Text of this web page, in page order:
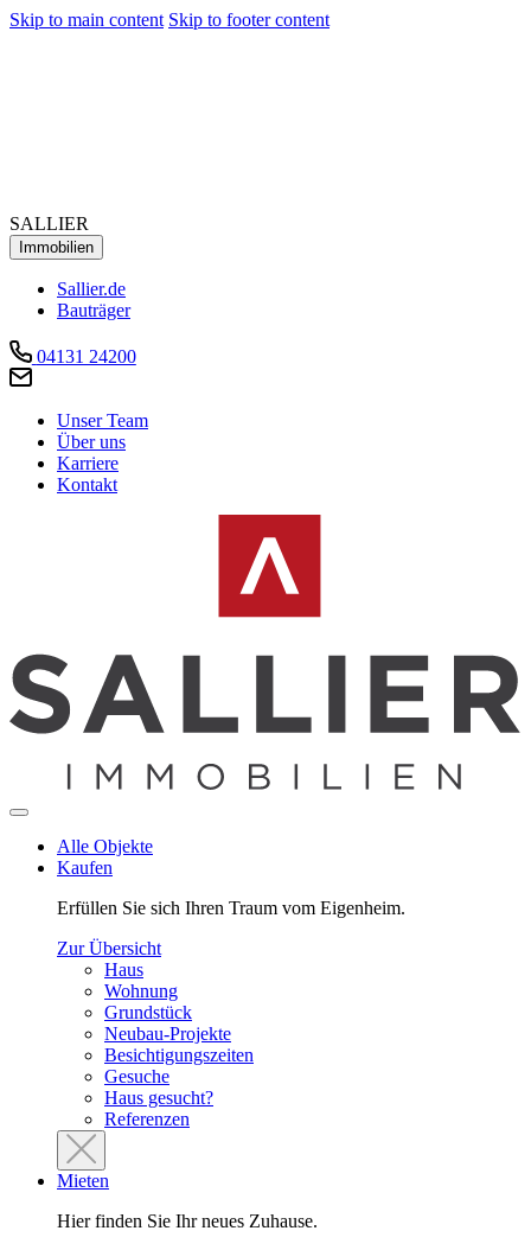
Skip to main content Skip to footer content
SALLIER
Immobilien
Sallier.de
Bauträger
04131 24200
Unser Team
Über uns
Karriere
Kontakt
Alle Objekte
Kaufen
Erfüllen Sie sich Ihren Traum vom Eigenheim.
Zur Übersicht
Haus
Wohnung
Grundstück
Neubau-Projekte
Besichtigungszeiten
Gesuche
Haus gesucht?
Referenzen
Mieten
Hier finden Sie Ihr neues Zuhause.